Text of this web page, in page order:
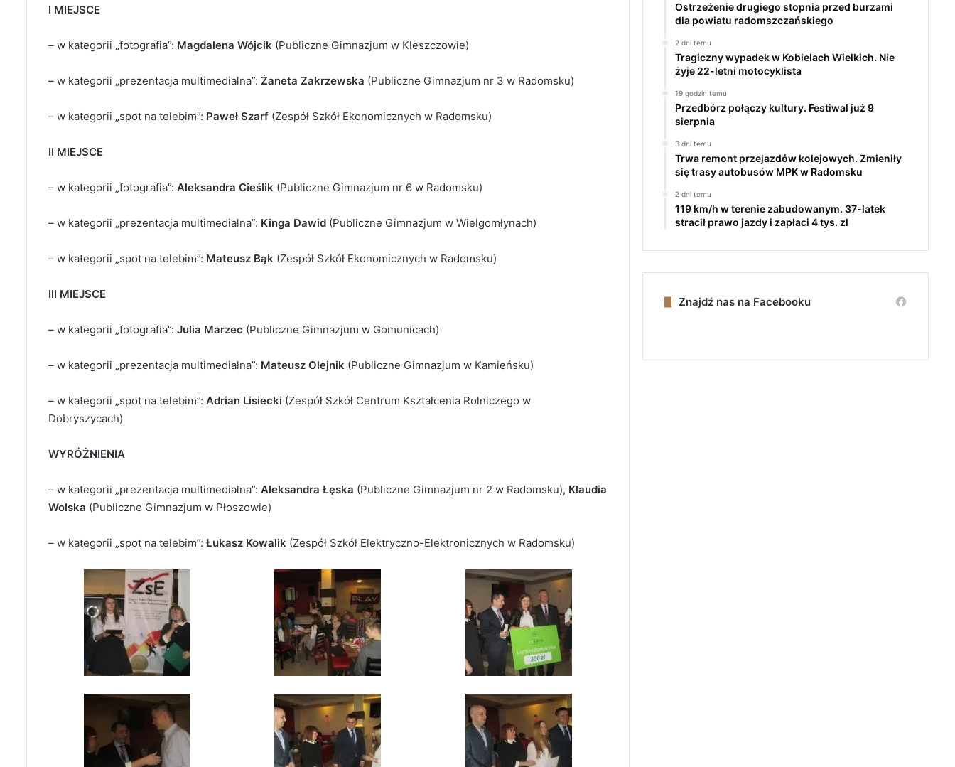
I MIEJSCE
– w kategorii „fotografia”: Magdalena Wójcik (Publiczne Gimnazjum w Kleszczowie)
– w kategorii „prezentacja multimedialna”: Żaneta Zakrzewska (Publiczne Gimnazjum nr 3 w Radomsku)
– w kategorii „spot na telebim”: Paweł Szarf (Zespół Szkół Ekonomicznych w Radomsku)
II MIEJSCE
– w kategorii „fotografia”: Aleksandra Cieślik (Publiczne Gimnazjum nr 6 w Radomsku)
– w kategorii „prezentacja multimedialna”: Kinga Dawid (Publiczne Gimnazjum w Wielgomłynach)
– w kategorii „spot na telebim”: Mateusz Bąk (Zespół Szkół Ekonomicznych w Radomsku)
III MIEJSCE
– w kategorii „fotografia”: Julia Marzec (Publiczne Gimnazjum w Gomunicach)
– w kategorii „prezentacja multimedialna”: Mateusz Olejnik (Publiczne Gimnazjum w Kamieńsku)
– w kategorii „spot na telebim”: Adrian Lisiecki (Zespół Szkół Centrum Kształcenia Rolniczego w
Dobryszycach)
WYRÓŻNIENIA
– w kategorii „prezentacja multimedialna”: Aleksandra Łęska (Publiczne Gimnazjum nr 2 w Radomsku), Klaudia
Wolska (Publiczne Gimnazjum w Płoszowie)
– w kategorii „spot na telebim”: Łukasz Kowalik (Zespół Szkół Elektryczno-Elektronicznych w Radomsku)
Ostrzeżenie drugiego stopnia przed burzami
dla powiatu radomszczańskiego
2 dni temu
Tragiczny wypadek w Kobielach Wielkich. Nie
żyje 22-letni motocyklista
19 godzin temu
Przedbórz połączy kultury. Festiwal już 9
sierpnia
3 dni temu
Trwa remont przejazdów kolejowych. Zmieniły
się trasy autobusów MPK w Radomsku
2 dni temu
119 km/h w terenie zabudowanym. 37-latek
stracił prawo jazdy i zapłaci 4 tys. zł
Znajdź nas na Facebooku